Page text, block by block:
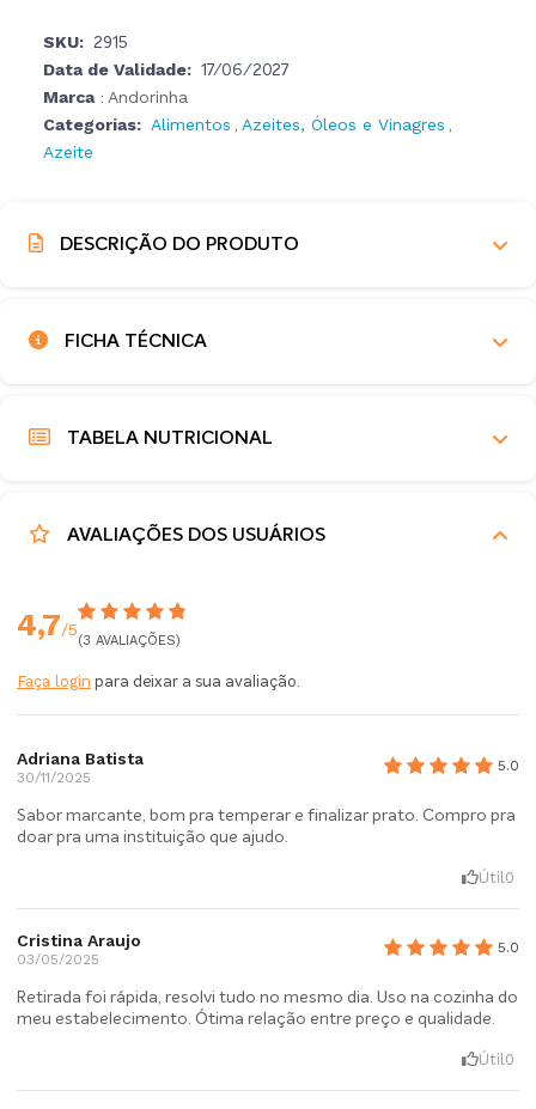
SKU: 2915
Data de Validade: 17/06/2027
Marca : Andorinha
Categorias: Alimentos , Azeites, Óleos e Vinagres ,
Azeite
DESCRIÇÃO DO PRODUTO
FICHA TÉCNICA
TABELA NUTRICIONAL
AVALIAÇÕES DOS USUÁRIOS
4,7/5
(3 AVALIAÇÕES)
Faça login para deixar a sua avaliação.
Adriana Batista
30/11/2025
5.0
Sabor marcante, bom pra temperar e finalizar prato. Compro pra
doar pra uma instituição que ajudo.
Útil 0
Cristina Araujo
03/05/2025
5.0
Retirada foi rápida, resolvi tudo no mesmo dia. Uso na cozinha do
meu estabelecimento. Ótima relação entre preço e qualidade.
Útil 0